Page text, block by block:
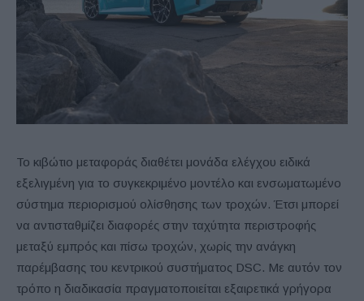
Το κιβώτιο μεταφοράς διαθέτει μονάδα ελέγχου ειδικά
εξελιγμένη για το συγκεκριμένο μοντέλο και ενσωματωμένο
σύστημα περιορισμού ολίσθησης των τροχών. Έτσι μπορεί
να αντισταθμίζει διαφορές στην ταχύτητα περιστροφής
μεταξύ εμπρός και πίσω τροχών, χωρίς την ανάγκη
παρέμβασης του κεντρικού συστήματος DSC. Με αυτόν τον
τρόπο η διαδικασία πραγματοποιείται εξαιρετικά γρήγορα